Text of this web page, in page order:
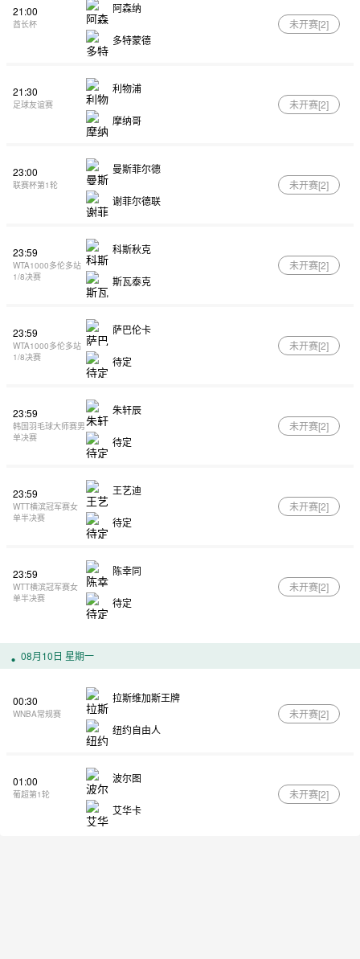
21:00
酋长杯
阿森纳
多特蒙德
未开赛[2]
21:30
足球友谊赛
利物浦
摩纳哥
未开赛[2]
23:00
联赛杯第1轮
曼斯菲尔德
谢菲尔德联
未开赛[2]
23:59
WTA1000多伦多站
1/8决赛
科斯秋克
斯瓦泰克
未开赛[2]
23:59
WTA1000多伦多站
1/8决赛
萨巴伦卡
待定
未开赛[2]
23:59
韩国羽毛球大师赛男
单决赛
朱轩辰
待定
未开赛[2]
23:59
WTT横滨冠军赛女
单半决赛
王艺迪
待定
未开赛[2]
23:59
WTT横滨冠军赛女
单半决赛
陈幸同
待定
未开赛[2]
08月10日 星期一
00:30
WNBA常规赛
拉斯维加斯王牌
纽约自由人
未开赛[2]
01:00
葡超第1轮
波尔图
艾华卡
未开赛[2]